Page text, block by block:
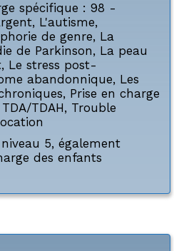
spécifique : 98 -
, L'autisme,
de genre, La
de Parkinson, La peau
, Le stress post-
abandonnique, Les
, Prise en charge
TDA/TDAH, Trouble
5, également
des enfants